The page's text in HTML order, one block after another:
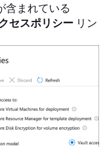
含まれている
セスポリシー リン